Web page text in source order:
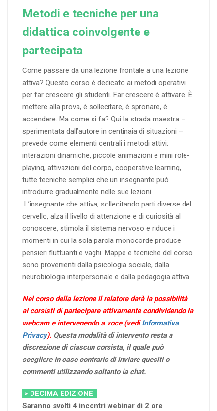
Metodi e tecniche per una
didattica coinvolgente e
partecipata
Come passare da una lezione frontale a una lezione
attiva? Questo corso è dedicato ai metodi operativi
per far crescere gli studenti. Far crescere è attivare. È
mettere alla prova, è sollecitare, è spronare, è
accendere. Ma come si fa? Qui la strada maestra –
sperimentata dall’autore in centinaia di situazioni –
prevede come elementi centrali i metodi attivi:
interazioni dinamiche, piccole animazioni e mini role-
playing, attivazioni del corpo, cooperative learning,
tutte tecniche semplici che un insegnante può
introdurre gradualmente nelle sue lezioni.
L’insegnante che attiva, sollecitando parti diverse del
cervello, alza il livello di attenzione e di curiosità al
conoscere, stimola il sistema nervoso e riduce i
momenti in cui la sola parola monocorde produce
pensieri fluttuanti e vaghi. Mappe e tecniche del corso
sono provenienti dalla psicologia sociale, dalla
neurobiologia interpersonale e dalla pedagogia attiva.
Nel corso della lezione il relatore darà la possibilità
ai corsisti di partecipare attivamente condividendo la
webcam e intervenendo a voce (vediInformativa
Privacy). Questa modalità di intervento resta a
discrezione di ciascun corsista, il quale può
scegliere in caso contrario di inviare quesiti o
commenti utilizzando soltanto la chat.
> DECIMA EDIZIONE
Saranno svolti 4 incontri webinar di 2 ore